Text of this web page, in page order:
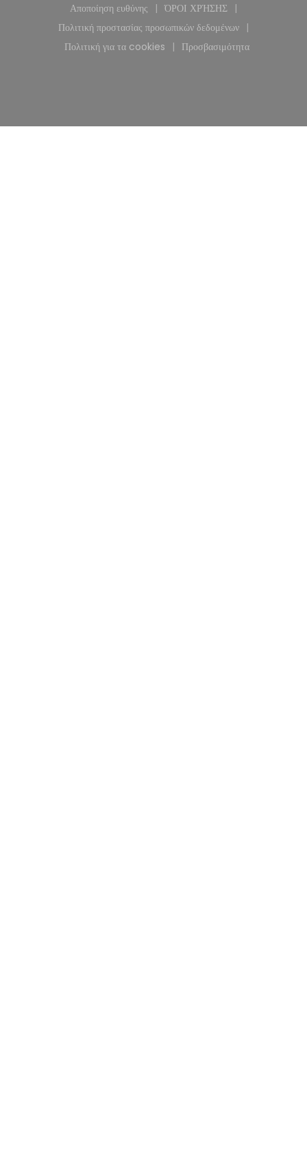
Αποποίηση ευθύνης
((ανοίγει σε νέο παράθυρο))
ΌΡΟΙ ΧΡΉΣΗΣ
((ανοίγει σε νέο
Πολιτική προστασίας προσωπικών δεδομένων
((ανοίγει σε νέο παράθυρο))
Πολιτική για τα cookies
((ανοίγει σε νέο παράθυρο))
Προσβασιμότητα
((ανοίγει σε νέο